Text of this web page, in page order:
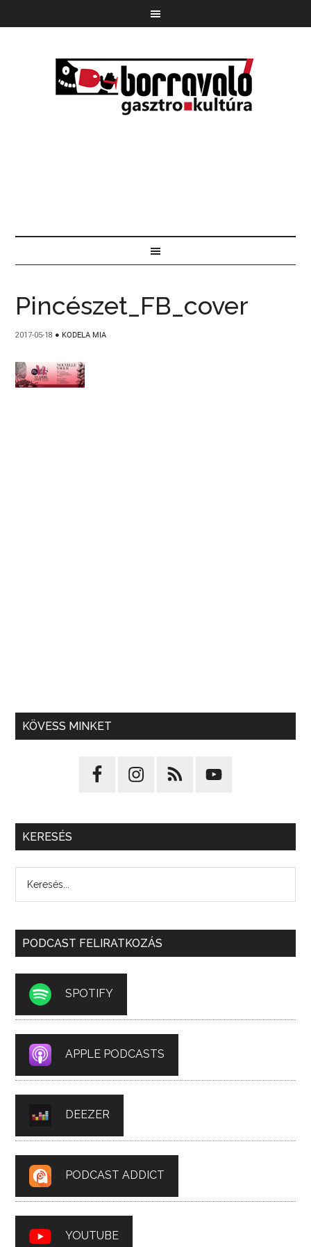
Pincészet_FB_cover
2017-05-18 ● KODELA MIA
KÖVESS MINKET
KERESÉS
PODCAST FELIRATKOZÁS
SPOTIFY
APPLE PODCASTS
DEEZER
PODCAST ADDICT
YOUTUBE